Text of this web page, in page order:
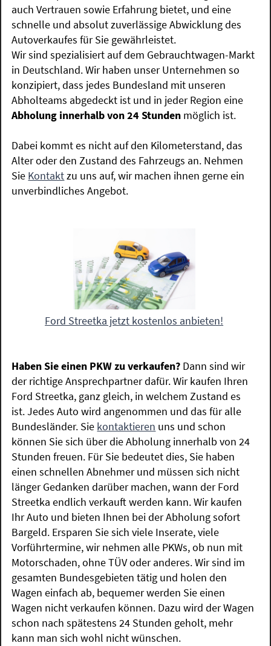
auch Vertrauen sowie Erfahrung bietet, und eine
schnelle und absolut zuverlässige Abwicklung des
Autoverkaufes für Sie gewährleistet.
Wir sind spezialisiert auf dem Gebrauchtwagen-Markt
in Deutschland. Wir haben unser Unternehmen so
konzipiert, dass jedes Bundesland mit unseren
Abholteams abgedeckt ist und in jeder Region eine
Abholung innerhalb von 24 Stunden möglich ist.
Dabei kommt es nicht auf den Kilometerstand, das
Alter oder den Zustand des Fahrzeugs an. Nehmen
Sie Kontaktzu uns auf, wir machen ihnen gerne ein
unverbindliches Angebot.
Ford Streetka jetzt kostenlos anbieten!
Haben Sie einen PKW zu verkaufen? Dann sind wir
der richtige Ansprechpartner dafür. Wir kaufen Ihren
Ford Streetka, ganz gleich, in welchem Zustand es
ist. Jedes Auto wird angenommen und das für alle
Bundesländer. Sie kontaktieren uns und schon
können Sie sich über die Abholung innerhalb von 24
Stunden freuen. Für Sie bedeutet dies, Sie haben
einen schnellen Abnehmer und müssen sich nicht
länger Gedanken darüber machen, wann der Ford
Streetka endlich verkauft werden kann. Wir kaufen
Ihr Auto und bieten Ihnen bei der Abholung sofort
Bargeld. Ersparen Sie sich viele Inserate, viele
Vorführtermine, wir nehmen alle PKWs, ob nun mit
Motorschaden, ohne TÜV oder anderes. Wir sind im
gesamten Bundesgebieten tätig und holen den
Wagen einfach ab, bequemer werden Sie einen
Wagen nicht verkaufen können. Dazu wird der Wagen
schon nach spätestens 24 Stunden geholt, mehr
kann man sich wohl nicht wünschen.